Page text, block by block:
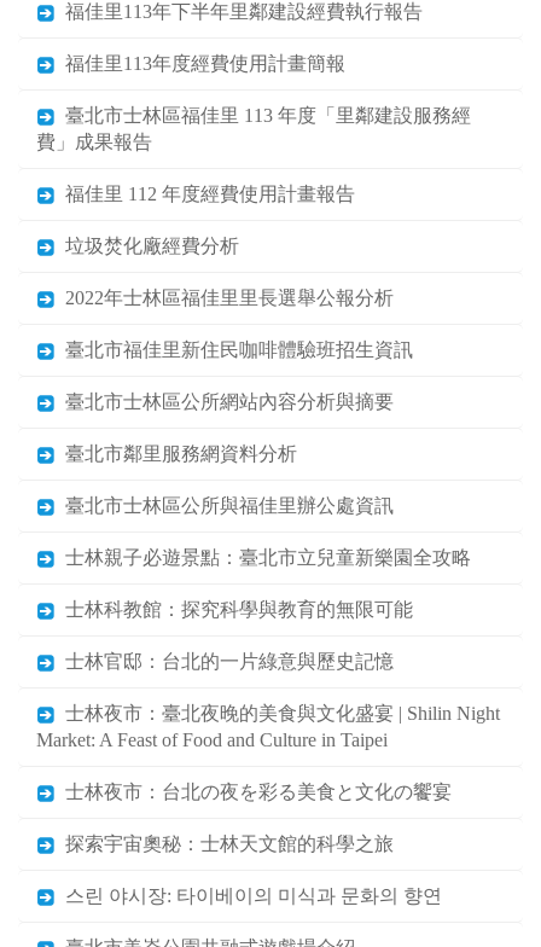
福佳里113年下半年里鄰建設經費執行報告
福佳里113年度經費使用計畫簡報
臺北市士林區福佳里 113 年度「里鄰建設服務經
費」成果報告
福佳里 112 年度經費使用計畫報告
垃圾焚化廠經費分析
2022年士林區福佳里里長選舉公報分析
臺北市福佳里新住民咖啡體驗班招生資訊
臺北市士林區公所網站內容分析與摘要
臺北市鄰里服務網資料分析
臺北市士林區公所與福佳里辦公處資訊
士林親子必遊景點：臺北市立兒童新樂園全攻略
士林科教館：探究科學與教育的無限可能
士林官邸：台北的一片綠意與歷史記憶
士林夜市：臺北夜晚的美食與文化盛宴 | Shilin Night
Market: A Feast of Food and Culture in Taipei
士林夜市：台北の夜を彩る美食と文化の饗宴
探索宇宙奧秘：士林天文館的科學之旅
스린 야시장: 타이베이의 미식과 문화의 향연